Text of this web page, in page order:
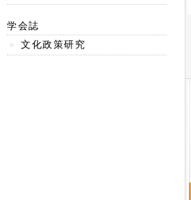
学会誌
文化政策研究